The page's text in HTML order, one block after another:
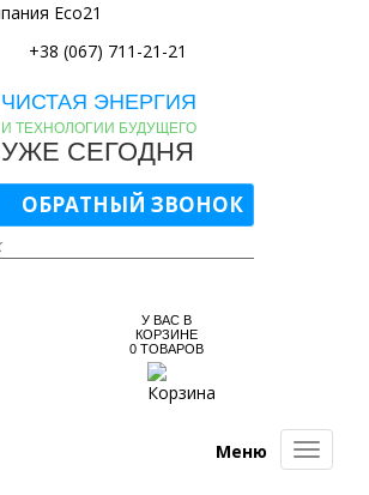
+38 (067) 711-21-21
ЧИСТАЯ ЭНЕРГИЯ
И ТЕХНОЛОГИИ БУДУЩЕГО
УЖЕ СЕГОДНЯ
ОБРАТНЫЙ ЗВОНОК
У ВАС В
КОРЗИНЕ
0 ТОВАРОВ
Меню